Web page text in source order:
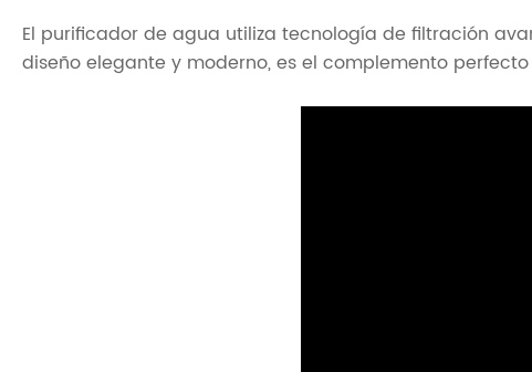
El purificador de agua utiliza tecnología de filtración
diseño elegante y moderno, es el complemento